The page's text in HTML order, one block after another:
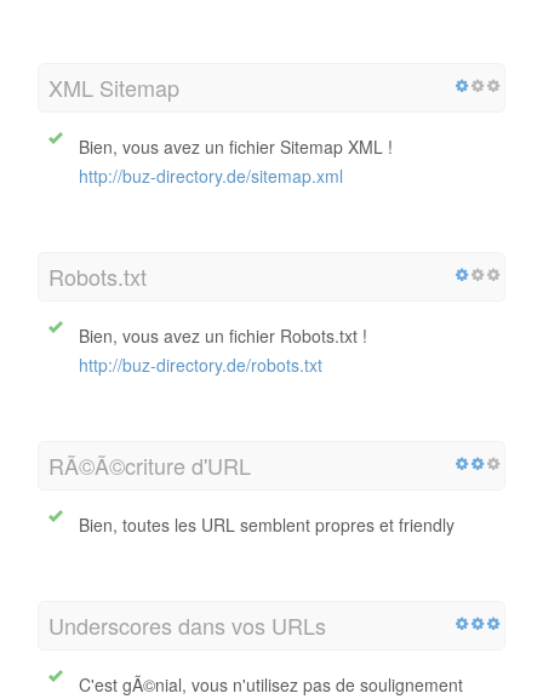
XML Sitemap
Bien, vous avez un fichier Sitemap XML !
http://buz-directory.de/sitemap.xml
Robots.txt
Bien, vous avez un fichier Robots.txt !
http://buz-directory.de/robots.txt
RÃ©Ã©criture d'URL
Bien, toutes les URL semblent propres et friendly
Underscores dans vos URLs
C'est gÃ©nial, vous n'utilisez pas de soulignement